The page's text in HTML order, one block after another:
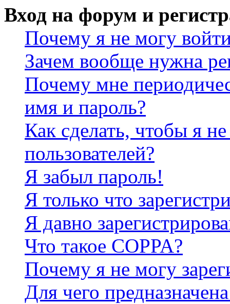
Вход на форум и
Почему я не могу
Зачем вообще нужна
Почему мне
имя и пароль?
Как сделать, чтобы я
пользователей?
Я забыл пароль!
Я только что
Я давно
Что такое COPPA?
Почему я не могу
Для чего